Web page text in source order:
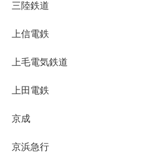
三陸鉄道
上信電鉄
上毛電気鉄道
上田電鉄
京成
京浜急行